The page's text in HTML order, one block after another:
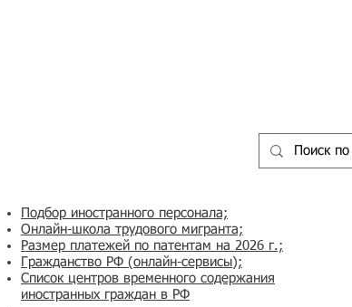
Подбор иностранного персонала;
Онлайн-школа трудового мигранта;
Размер платежей по патентам на 2026 г.;
Гражданство РФ (онлайн-сервисы);
Список центров временного содержания
иностранных граждан в РФ